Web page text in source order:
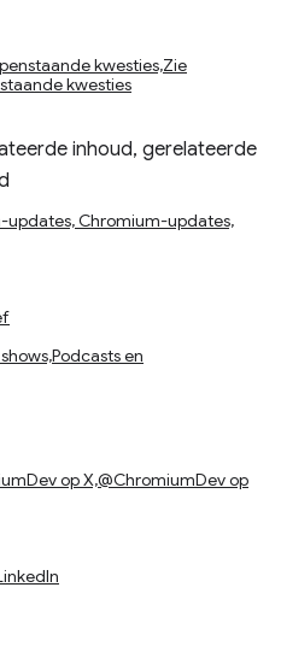
kwesties,Zie
kwesties
inhoud, gerelateerde
Chromium-updates,
en
op X,@ChromiumDev op